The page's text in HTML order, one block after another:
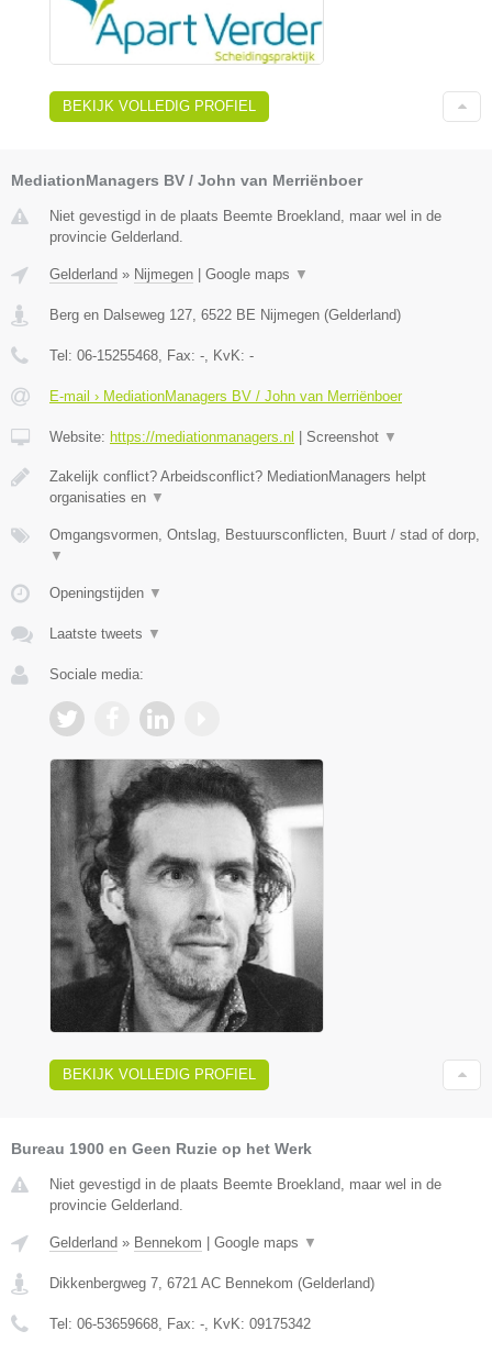
BEKIJK VOLLEDIG PROFIEL
MediationManagers BV / John van Merriënboer
Niet gevestigd in de plaats Beemte Broekland, maar wel in de
provincie Gelderland.
Gelderland » Nijmegen Google maps ▼
Berg en Dalseweg 127 6522 BE Nijmegen (Gelderland)
Tel: 06-15255468 , Fax: - , KvK: -
E-mail › MediationManagers BV / John van Merriënboer
Website: https://mediationmanagers.nl Screenshot ▼
Zakelijk conflict? Arbeidsconflict? MediationManagers helpt
organisaties en ▼
Omgangsvormen, Ontslag, Bestuursconflicten, Buurt / stad of dorp,
▼
Openingstijden ▼
Laatste tweets ▼
Sociale media:
BEKIJK VOLLEDIG PROFIEL
Bureau 1900 en Geen Ruzie op het Werk
Niet gevestigd in de plaats Beemte Broekland, maar wel in de
provincie Gelderland.
Gelderland » Bennekom Google maps ▼
Dikkenbergweg 7 6721 AC Bennekom (Gelderland)
Tel: 06-53659668 , Fax: - , KvK: 09175342